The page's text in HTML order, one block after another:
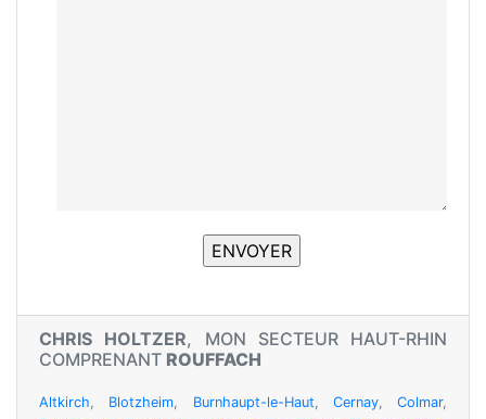
CHRIS HOLTZER, MON SECTEUR HAUT-RHIN
COMPRENANT ROUFFACH
Altkirch, Blotzheim, Burnhaupt-le-Haut, Cernay, Colmar,